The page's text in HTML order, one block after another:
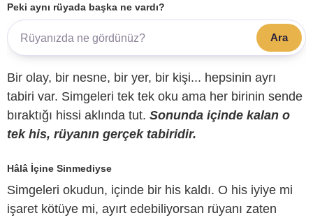
Peki aynı rüyada başka ne vardı?
Ara
Bir olay, bir nesne, bir yer, bir kişi... hepsinin ayrı
tabiri var. Simgeleri tek tek oku ama her birinin sende
bıraktığı hissi aklında tut. Sonunda içinde kalan o
tek his, rüyanın gerçek tabiridir.
Hâlâ İçine Sinmediyse
Simgeleri okudun, içinde bir his kaldı. O his iyiye mi
işaret kötüye mi, ayırt edebiliyorsan rüyanı zaten